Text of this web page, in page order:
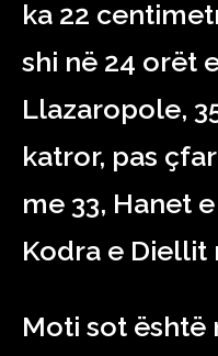
ka 22
shi në 24 orët
Llazaropole,
katror, ​​pas
me 33, Hanet
Kodra e Diellit
Moti sot është